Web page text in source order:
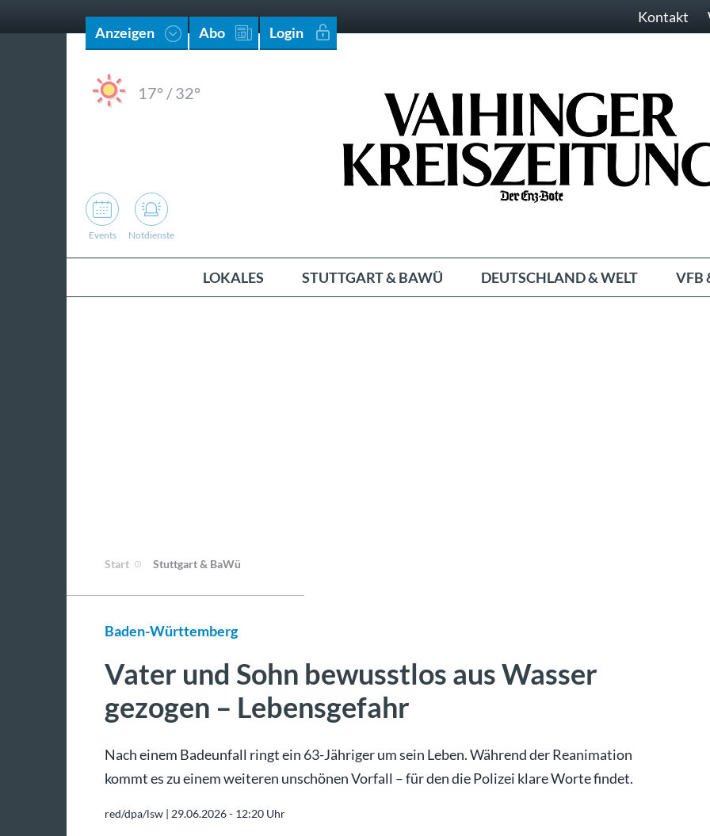
Anzeigen Abo Login
Kontakt
17° /32°
Events Notdienste
LOKALES STUTTGART & BAWÜ DEUTSCHLAND & WELT VFB
Start Stuttgart & BaWü
Baden-Württemberg
Vater und Sohn bewusstlos aus Wasser
gezogen – Lebensgefahr
Nach einem Badeunfall ringt ein 63-Jähriger um sein Leben. Während der Reanimation
kommt es zu einem weiteren unschönen Vorfall – für den die Polizei klare Worte findet.
red/dpa/lsw | 29.06.2026 - 12:20 Uhr